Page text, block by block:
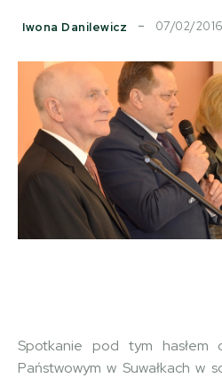
Iwona Danilewicz 07/02/2016
Spotkanie pod tym hasłem
Państwowym w Suwałkach w